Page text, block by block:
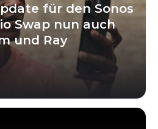
für den Sonos
Swap nun auch
und Ray